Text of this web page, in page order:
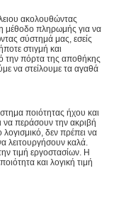
ακολουθώντας
μέθοδο πληρωμής για να
σύστημά μας, εσείς
στιγμή και
την πόρτα της αποθήκης
να στείλουμε τα αγαθά
ποιότητας ήχου και
να περάσουν την ακριβή
δεν πρέπει να
λειτουργήσουν καλά.
τιμή εργοστασίων. Η
και λογική τιμή